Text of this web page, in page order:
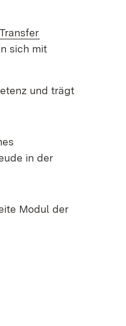
sich mit
und trägt
in der
Modul der